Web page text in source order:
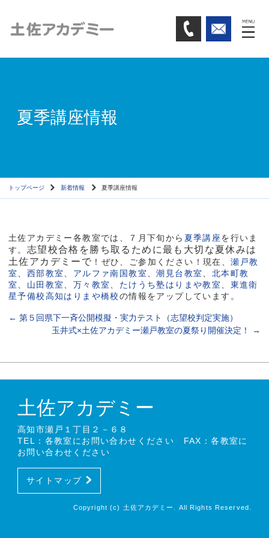
夏季講座情報
トップページ 新着情報 夏季講座情報
土佐アカデミー各教室では、７月下旬から 夏季講座を行いま
す。 志望校合格を勝ち取るために最も大切な夏休みは
土佐アカデミーで ！ぜひ、ご参加ください！現在、瀬戸教
室
西部教室 アルファ南国教室 、潮見台教室
北本町教
室
山田教室 万々教室 たけうち塾はりまや教室
東進衛
星予備校高知はりまや橋校の情報をアップしています。
← 第５回県下一斉公開模擬・実力テスト（志望校判定実施）
玉井式×土佐アカデミー瀬戸教室の夏祭り開催決定！
→
土佐アカデミー
高知市瀬戸１丁目２－６８
TEL：各教室にお問い合わせください FAX：各教室に
お問い合わせください
サイトマップ
Copyright (c) 土佐アカデミー. All Rights Reserved.